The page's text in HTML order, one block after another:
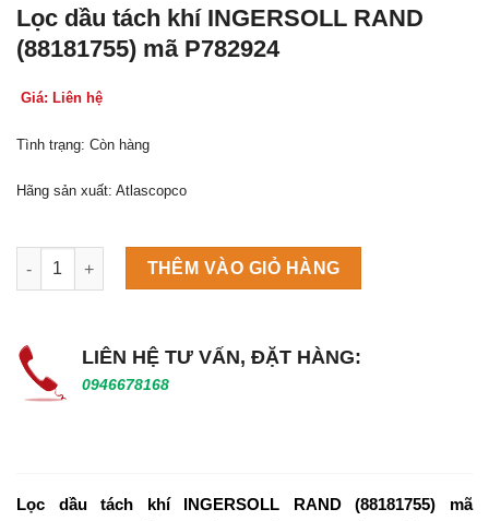
Lọc dầu tách khí INGERSOLL RAND
(88181755) mã P782924
Giá: Liên hệ
Tình trạng: Còn hàng
Hãng sản xuất: Atlascopco
Máy làm đá viên Scotsman NW458AS số lượng
THÊM VÀO GIỎ HÀNG
LIÊN HỆ TƯ VẤN, ĐẶT HÀNG:
0946678168
Lọc dầu tách khí INGERSOLL RAND (88181755) mã